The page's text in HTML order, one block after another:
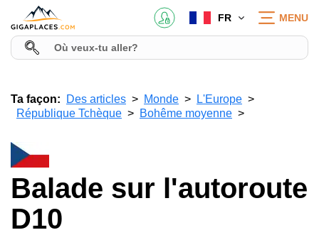
FR MENU
Ta façon: Des articles Monde
L'Europe
République Tchèque
Bohême moyenne
Balade sur l'autoroute
D10